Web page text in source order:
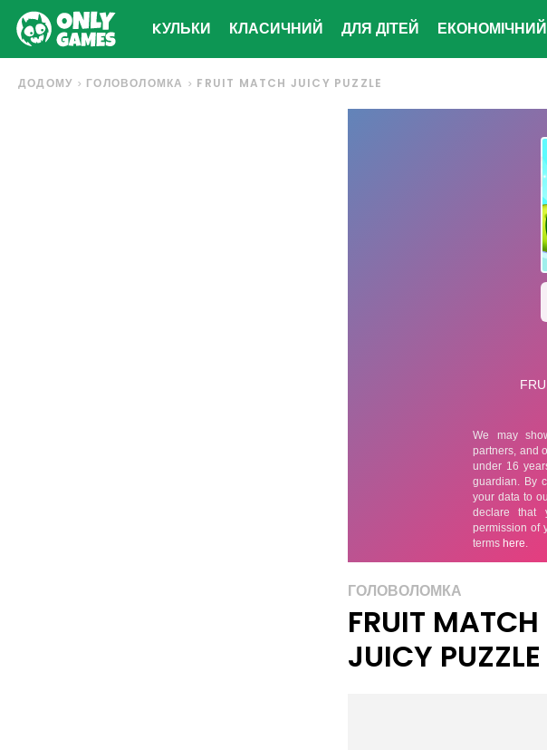
KУЛЬКИ КЛАСИЧНИЙ ДЛЯ ДІТЕЙ ЕКОНОМІЧНИЙ
ДОДОМУ ГОЛОВОЛОМКА FRUIT MATCH JUICY PUZZLE
ГОЛОВОЛОМКА
FRUIT MATCH
JUICY PUZZLE